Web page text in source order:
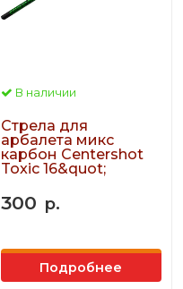
В наличии
Стрела для
арбалета микс
карбон Centershot
Toxic 16&quot;
300 р.
Подробнее